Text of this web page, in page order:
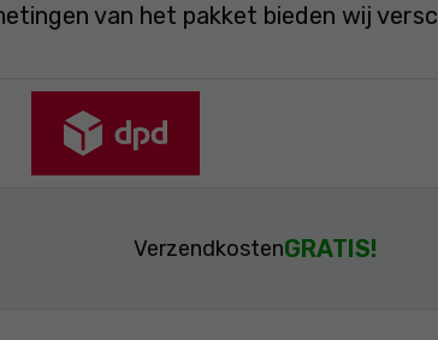
van het pakket bieden wij
VerzendkostenGRATIS!